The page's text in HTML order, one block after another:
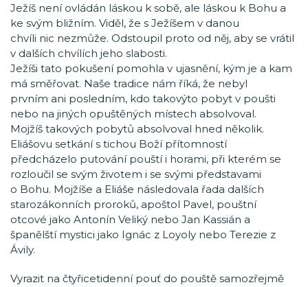
Ježíš není ovládán láskou k sobě, ale láskou k Bohu a
ke svým bližním. Viděl, že s Ježíšem v danou
chvíli nic nezmůže. Odstoupil proto od něj, aby se vrátil
v dalších chvílích jeho slabosti.
Ježíši tato pokušení pomohla v ujasnění, kým je a kam
má směřovat. Naše tradice nám říká, že nebyl
prvním ani posledním, kdo takovýto pobyt v poušti
nebo na jiných opuštěných místech absolvoval.
Mojžíš takových pobytů absolvoval hned několik.
Eliášovu setkání s tichou Boží přítomností
předcházelo putování pouští i horami, při kterém se
rozloučil se svým životem i se svými představami
o Bohu. Mojžíše a Eliáše následovala řada dalších
starozákonních proroků, apoštol Pavel, pouštní
otcové jako Antonín Veliký nebo Jan Kassián a
španělští mystici jako Ignác z Loyoly nebo Terezie z
Ávily.
Vyrazit na čtyřicetidenní pouť do pouště samozřejmě